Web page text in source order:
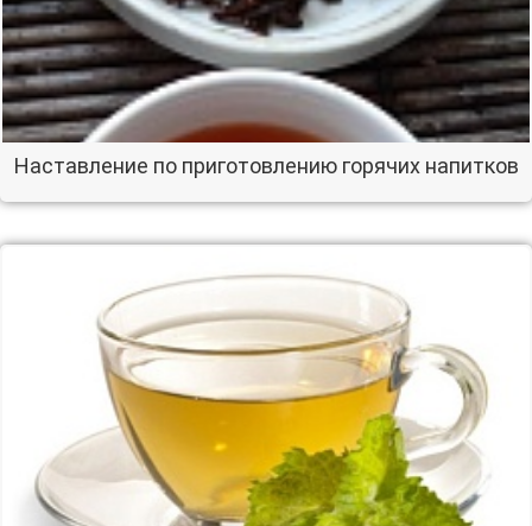
Наставление по приготовлению горячих напитков